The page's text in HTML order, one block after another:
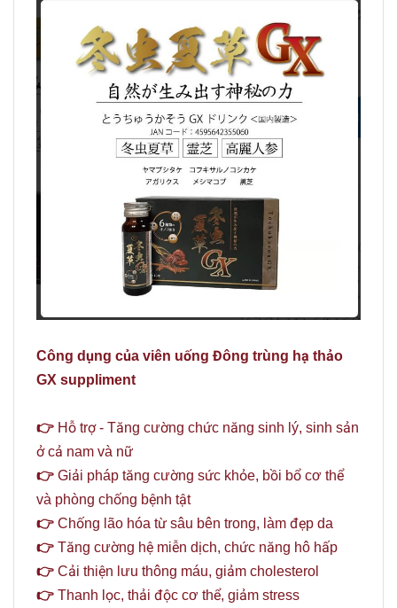
Công dụng của viên uống Đông trùng hạ thảo
GX suppliment
👉 Hỗ trợ - Tăng cường chức năng sinh lý, sinh sản
ở cả nam và nữ
👉 Giải pháp tăng cường sức khỏe, bồi bổ cơ thể
và phòng chống bệnh tật
👉 Chống lão hóa từ sâu bên trong, làm đẹp da
👉 Tăng cường hệ miễn dịch, chức năng hô hấp
👉 Cải thiện lưu thông máu, giảm cholesterol
👉 Thanh lọc, thải độc cơ thể, giảm stress